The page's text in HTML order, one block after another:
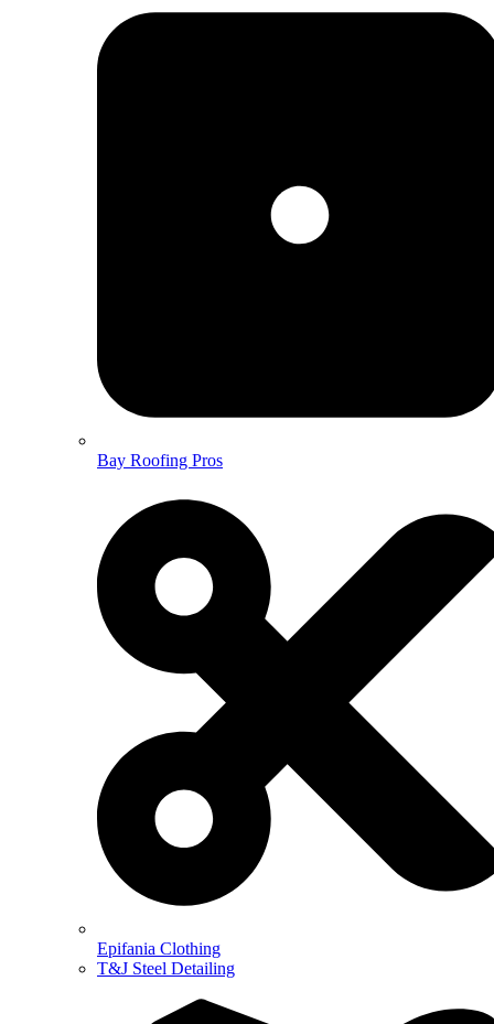
Bay Roofing Pros
Epifania Clothing
T&J Steel Detailing